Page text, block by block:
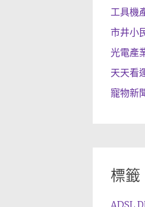
工具機
市井小
光電產
天天看
寵物新
標籤